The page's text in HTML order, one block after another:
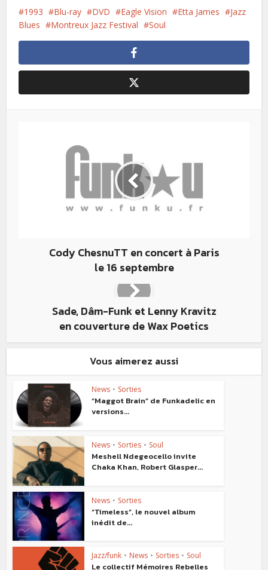
1993 Blu-ray DVD Eagle Vision Etta James
Jazz
Blues
Montreux Jazz Festival Soul
Cody ChesnuTT en concert à Paris
le 16 septembre
Sade, Dâm-Funk et Lenny Kravitz
en couverture de Wax Poetics
Vous aimerez aussi
News • Sorties
“Maggot Brain” de Funkadelic en
versions...
News • Sorties • Soul
Meshell Ndegeocello invite
Chaka Khan, Robert Glasper...
News • Sorties
“Timeless”, le nouvel album
inédit de...
Jazz/funk • News • Sorties • Soul
Le collectif Mémoires Rebelles